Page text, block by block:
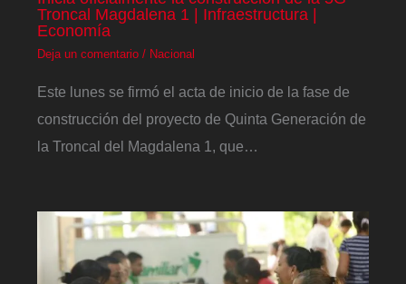
Troncal Magdalena 1 | Infraestructura |
Economía
Deja un comentario / Nacional
Este lunes se firmó el acta de inicio de la fase de
construcción del proyecto de Quinta Generación de
la Troncal del Magdalena 1, que…